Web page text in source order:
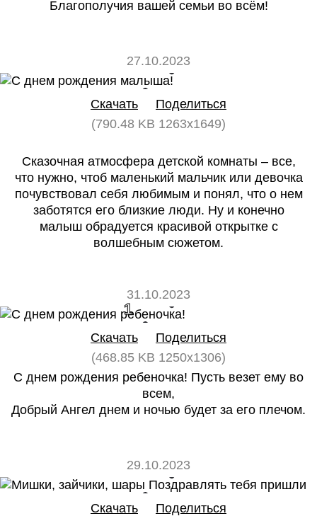
Благополучия вашей семьи во всём!
27.10.2023
0
Скачать
Поделиться
(790.48 KB 1263x1649)
Сказочная атмосфера детской комнаты – все,
что нужно, чтоб маленький мальчик или девочка
почувствовал себя любимым и понял, что о нем
заботятся его близкие люди. Ну и конечно
малыш обрадуется красивой открытке с
волшебным сюжетом.
31.10.2023
1
Скачать
Поделиться
(468.85 KB 1250x1306)
С днем рождения ребеночка! Пусть везет ему во
всем,
Добрый Ангел днем и ночью будет за его плечом.
29.10.2023
0 0
Скачать
Поделиться